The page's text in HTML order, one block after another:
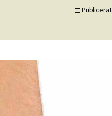
Publicerat